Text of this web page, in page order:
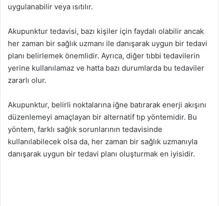
uygulanabilir veya ısıtılır.
Akupunktur tedavisi, bazı kişiler için faydalı olabilir ancak
her zaman bir sağlık uzmanı ile danışarak uygun bir tedavi
planı belirlemek önemlidir. Ayrıca, diğer tıbbi tedavilerin
yerine kullanılamaz ve hatta bazı durumlarda bu tedaviler
zararlı olur.
Akupunktur, belirli noktalarına iğne batırarak enerji akışını
düzenlemeyi amaçlayan bir alternatif tıp yöntemidir. Bu
yöntem, farklı sağlık sorunlarının tedavisinde
kullanılabilecek olsa da, her zaman bir sağlık uzmanıyla
danışarak uygun bir tedavi planı oluşturmak en iyisidir.